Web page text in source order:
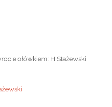
ołówkiem: H.Stażewski